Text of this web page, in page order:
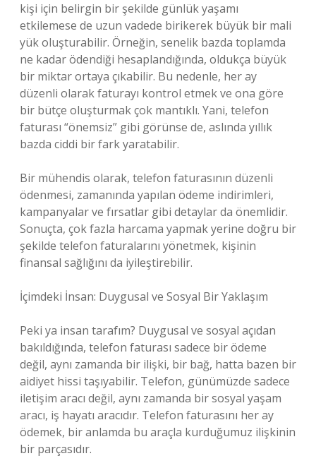
kişi için belirgin bir şekilde günlük yaşamı
etkilemese de uzun vadede birikerek büyük bir mali
yük oluşturabilir. Örneğin, senelik bazda toplamda
ne kadar ödendiği hesaplandığında, oldukça büyük
bir miktar ortaya çıkabilir. Bu nedenle, her ay
düzenli olarak faturayı kontrol etmek ve ona göre
bir bütçe oluşturmak çok mantıklı. Yani, telefon
faturası “önemsiz” gibi görünse de, aslında yıllık
bazda ciddi bir fark yaratabilir.
Bir mühendis olarak, telefon faturasının düzenli
ödenmesi, zamanında yapılan ödeme indirimleri,
kampanyalar ve fırsatlar gibi detaylar da önemlidir.
Sonuçta, çok fazla harcama yapmak yerine doğru bir
şekilde telefon faturalarını yönetmek, kişinin
finansal sağlığını da iyileştirebilir.
İçimdeki İnsan: Duygusal ve Sosyal Bir Yaklaşım
Peki ya insan tarafım? Duygusal ve sosyal açıdan
bakıldığında, telefon faturası sadece bir ödeme
değil, aynı zamanda bir ilişki, bir bağ, hatta bazen bir
aidiyet hissi taşıyabilir. Telefon, günümüzde sadece
iletişim aracı değil, aynı zamanda bir sosyal yaşam
aracı, iş hayatı aracıdır. Telefon faturasını her ay
ödemek, bir anlamda bu araçla kurduğumuz ilişkinin
bir parçasıdır.